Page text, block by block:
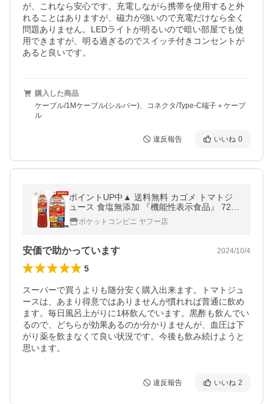
が、これなら安心です。充電しながら携帯を使用すると外
れることはありますが、磁力が強いので充電だけなら全く
問題ありません。LEDライトが明るいので暗い部屋でも使
用できますが、明る過ぎるのでスイッチ付きコンセントが
あると良いです。
購入した商品
ケーブル/1Mケーブル(シルバー)、コネクタ/Type-C端子＋ケーブ
ル
違反報告 いいね 0
ポイントUP中▲ 送料無料 カゴメ トマトジ
ュース 食塩無添加 『機能性表示食品』 720
mlスマートペットボトル 30本(15本×2ケー
ス) 野菜ジュース 爆買
ポケットコンビニ ヤフー店
安価で助かっています 2024/10/4
5
スーパーで買うよりも随分安く購入出来ます。トマトジュ
ースは、あまり得意ではありませんが慣れれば普通に飲め
ます。毎日風呂上がりに1杯飲んでいます。黒酢も飲んでい
るので、どちらが効果あるのか分かりませんが、血圧は下
がり薬を飲まなくて良い状況です。今後も飲み続けようと
思います。
違反報告 いいね 2